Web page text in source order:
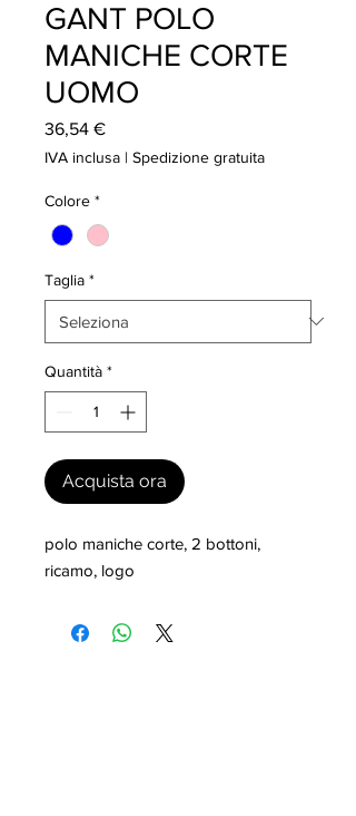
GANT POLO
MANICHE CORTE
UOMO
36,54 €Prezzo
IVA inclusa | Spedizione gratuita
Colore *
Taglia *
Quantità *
Acquista ora
polo maniche corte, 2 bottoni,
ricamo, logo